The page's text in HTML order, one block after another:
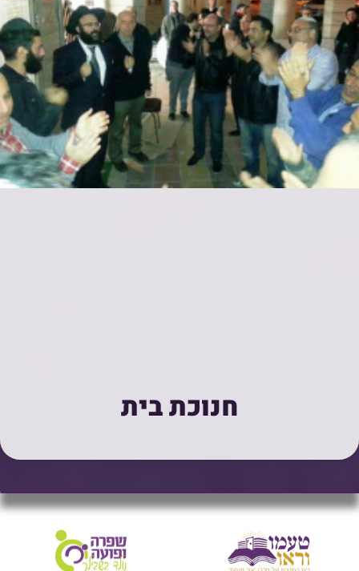
חנוכת בית